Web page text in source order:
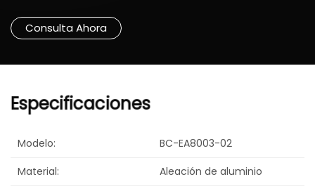
Consulta Ahora
Especificaciones
Modelo:
BC-EA8003-02
Material:
Aleación de aluminio